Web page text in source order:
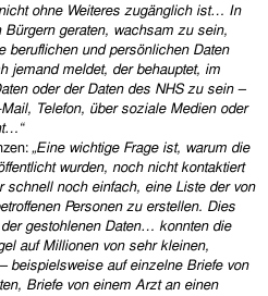
ohne Weiteres zugänglich ist… In
geraten, wachsam zu sein,
beruflichen und persönlichen Daten
jemand meldet, der behauptet, im
oder der Daten des NHS zu sein –
Telefon, über soziale Medien oder
„Eine wichtige Frage ist, warum die
wurden, noch nicht kontaktiert
schnell noch einfach, eine Liste der von
Personen zu erstellen. Dies
gestohlenen Daten… konnten die
auf Millionen von sehr kleinen,
beispielsweise auf einzelne Briefe von
Briefe von einem Arzt an einen